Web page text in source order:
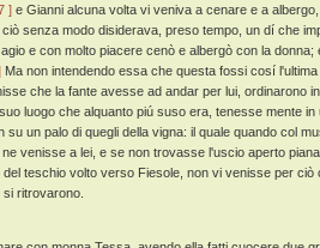
] e Gianni alcuna volta vi veniva a cenare e a
senza modo disiderava, preso tempo, un dí che
e con molto piacere cenò e albergò con la donna;
Ma non intendendo essa che questa fossi cosí
che la fante avesse ad andar per lui, ordinarono
luogo che alquanto piú suso era, tenesse mente in
un palo di quegli della vigna: il quale quando col
venisse a lei, e se non trovasse l'uscio aperto
teschio volto verso Fiesole, non vi venisse per ciò
ritrovarono.